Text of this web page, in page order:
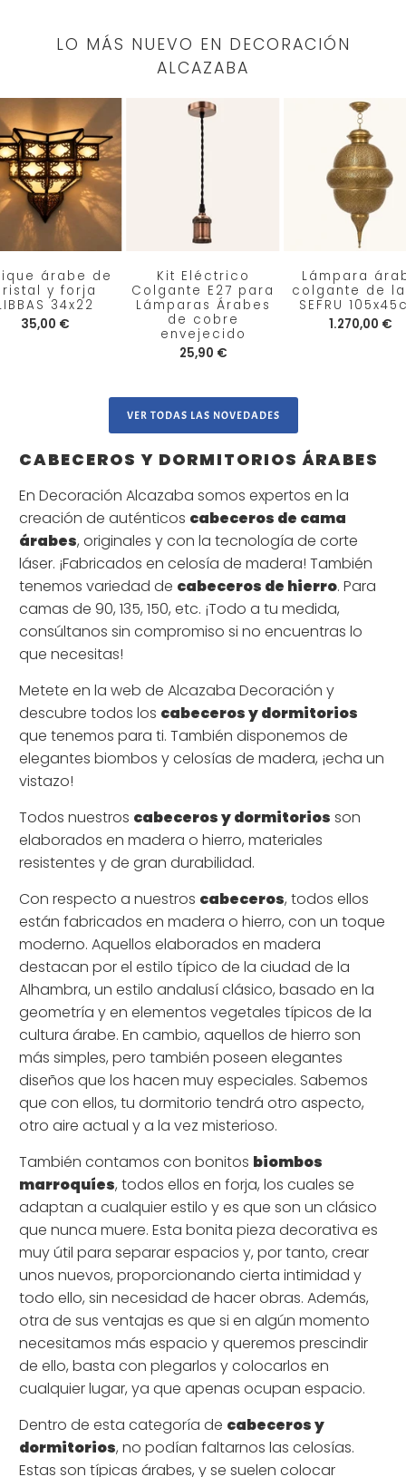
LO MÁS NUEVO EN DECORACIÓN
ALCAZABA
árabe de
y forja
34x22
35,00 €
Kit Eléctrico
Colgante E27 para
Lámparas Árabes
de cobre
envejecido
25,90 €
Lámpara
colgante de
SEFRU
1.270,00 €
VER TODAS LAS NOVEDADES
CABECEROS Y DORMITORIOS ÁRABES
En Decoración Alcazaba somos expertos en la
creación de auténticos cabeceros de cama
árabes, originales y con la tecnología de corte
láser. ¡Fabricados en celosía de madera! También
tenemos variedad de cabeceros de hierro. Para
camas de 90, 135, 150, etc. ¡Todo a tu medida,
consúltanos sin compromiso si no encuentras lo
que necesitas!
Metete en la web de Alcazaba Decoración y
descubre todos los cabeceros y dormitorios
que tenemos para ti. También disponemos de
elegantes biombos y celosías de madera, ¡echa un
vistazo!
Todos nuestros cabeceros y dormitorios son
elaborados en madera o hierro, materiales
resistentes y de gran durabilidad.
Con respecto a nuestros cabeceros, todos ellos
están fabricados en madera o hierro, con un toque
moderno. Aquellos elaborados en madera
destacan por el estilo típico de la ciudad de la
Alhambra, un estilo andalusí clásico, basado en la
geometría y en elementos vegetales típicos de la
cultura árabe. En cambio, aquellos de hierro son
más simples, pero también poseen elegantes
diseños que los hacen muy especiales. Sabemos
que con ellos, tu dormitorio tendrá otro aspecto,
otro aire actual y a la vez misterioso.
También contamos con bonitos biombos
marroquíes, todos ellos en forja, los cuales se
adaptan a cualquier estilo y es que son un clásico
que nunca muere. Esta bonita pieza decorativa es
muy útil para separar espacios y, por tanto, crear
unos nuevos, proporcionando cierta intimidad y
todo ello, sin necesidad de hacer obras. Además,
otra de sus ventajas es que si en algún momento
necesitamos más espacio y queremos prescindir
de ello, basta con plegarlos y colocarlos en
cualquier lugar, ya que apenas ocupan espacio.
Dentro de esta categoría de cabeceros y
dormitorios, no podían faltarnos las celosías.
Estas son típicas árabes, y se suelen colocar